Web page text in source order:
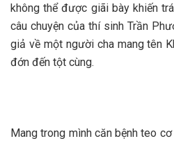
không thể được giãi bày khiến
câu chuyện của thí sinh Trần
giả về một người cha mang tên
đớn đến tột cùng.
Mang trong mình căn bệnh teo